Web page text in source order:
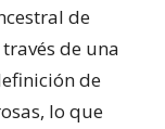
de
de una
de
lo que